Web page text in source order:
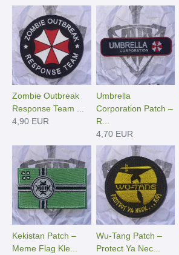
Zombie Outbreak
Response Team ...
4,90 EUR
Umbrella
Corporation Patch –
R...
4,70 EUR
Kekistan Patch –
Meme Flag Kle...
Wu-Tang Patch –
Protect Ya Nec...